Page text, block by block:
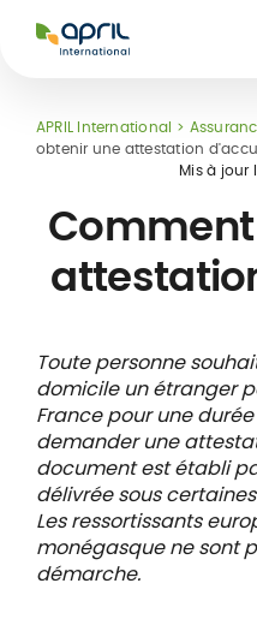
International
Carte assuré
APRIL International
obtenir une attestation
Mis à jour
Toute personne
domicile un étranger
France pour une
demander une
document est établi
délivrée sous
Les ressortissants
monégasque ne sont
démarche.